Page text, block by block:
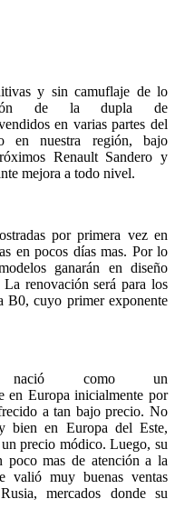
y sin camuflaje de lo
de la dupla de
en varias partes del
en nuestra región, bajo
Renault Sandero y
mejora a todo nivel.
por primera vez en
en pocos días mas. Por lo
ganarán en diseño
renovación será para los
B0, cuyo primer exponente
como un
en Europa inicialmente por
a tan bajo precio. No
bien en Europa del Este,
precio módico. Luego, su
poco mas de atención a la
valió muy buenas ventas
mercados donde su